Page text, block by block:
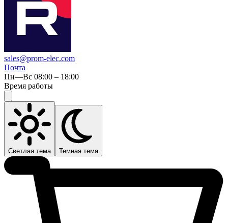
sales@prom-elec.com
Почта
Пн—Вс 08:00 – 18:00
Время работы
Светлая тема Темная тема